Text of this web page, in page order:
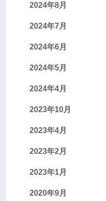
2024年8月
2024年7月
2024年6月
2024年5月
2024年4月
2023年10月
2023年4月
2023年2月
2023年1月
2020年9月